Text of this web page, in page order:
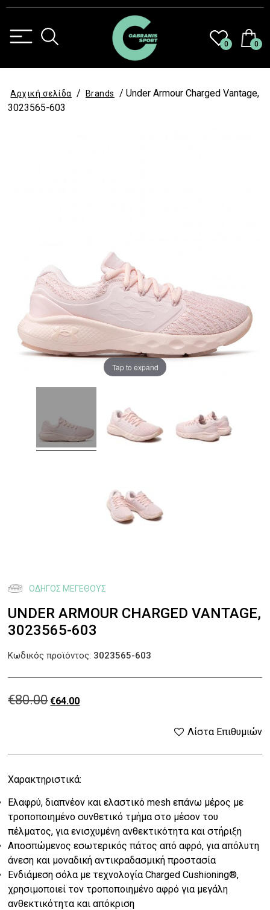
0 0
Αρχική σελίδα / Brands
/ Under Armour Charged Vantage,
3023565-603
Tap to expand
UNDER ARMOUR CHARGED VANTAGE,
3023565-603
€80.00Original
was:
€80.00.
€64.00Η
τιμή
είναι:
€64.00.
ΟΔΗΓΌΣ ΜΕΓΈΘΟΥΣ
Χαρακτηριστικά:
Ελαφρύ, διαπνέον και ελαστικό mesh επάνω μέρος με
τροποποιημένο συνθετικό τμήμα στο μέσον του
πέλματος, για ενισχυμένη ανθεκτικότητα και στήριξη
Αποσπώμενος εσωτερικός πάτος από αφρό, για απόλυτη
άνεση και μοναδική αντικραδασμική προστασία
Ενδιάμεση σόλα με τεχνολογία Charged Cushioning®,
χρησιμοποιεί τον τροποποιημένο αφρό για μεγάλη
ανθεκτικότητα και απόκριση
Λίστα Επιθυμιών
Κωδικός προϊόντος: 3023565-603